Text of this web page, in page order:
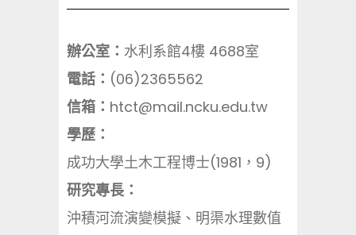
辦公室： 水利系館4樓 4688室
電話： (06)2365562
信箱： htct@mail.ncku.edu.tw
學歷：
成功大學土木工程博士(1981，9)
研究專長：
沖積河流演變模擬、明渠水理數值